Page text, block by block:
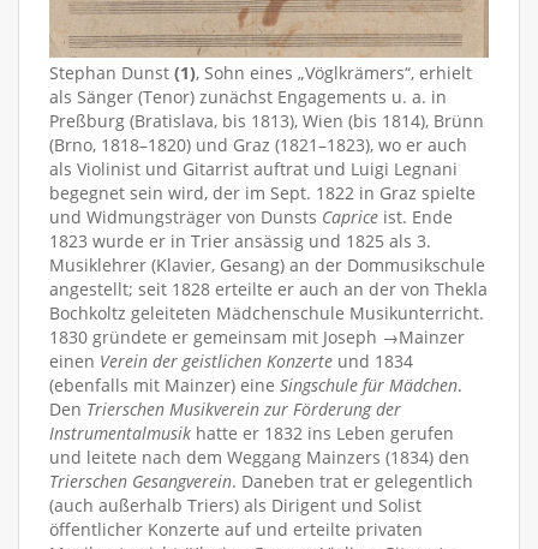
Stephan Dunst (1), Sohn eines „Vöglkrämers“, erhielt
als Sänger (Tenor) zunächst Engagements u. a. in
Preßburg (Bratislava, bis 1813), Wien (bis 1814), Brünn
(Brno, 1818–1820) und Graz (1821–1823), wo er auch
als Violinist und Gitarrist auftrat und Luigi Legnani
begegnet sein wird, der im Sept. 1822 in Graz spielte
und Widmungsträger von Dunsts Caprice ist. Ende
1823 wurde er in Trier ansässig und 1825 als 3.
Musiklehrer (Klavier, Gesang) an der Dommusikschule
angestellt; seit 1828 erteilte er auch an der von Thekla
Bochkoltz geleiteten Mädchenschule Musikunterricht.
1830 gründete er gemeinsam mit Joseph →Mainzer
einen Verein der geistlichen Konzerte und 1834
(ebenfalls mit Mainzer) eine Singschule für Mädchen.
Den Trierschen Musikverein zur Förderung der
Instrumentalmusik hatte er 1832 ins Leben gerufen
und leitete nach dem Weggang Mainzers (1834) den
Trierschen Gesangverein. Daneben trat er gelegentlich
(auch außerhalb Triers) als Dirigent und Solist
öffentlicher Konzerte auf und erteilte privaten